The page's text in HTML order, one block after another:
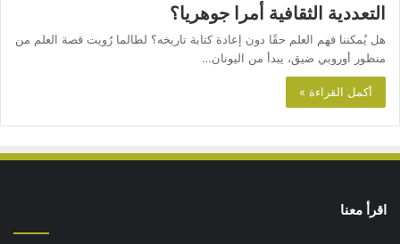
التعددية الثقافية أمرا جوهريا؟
هل يُمكننا فهم العلم حقًا دون إعادة كتابة تاريخه؟ لطالما رُويت قصة العلم من
منظور أوروبي ضيق، يبدأ من اليونان…
أكمل القراءة »
اقرأ معنا